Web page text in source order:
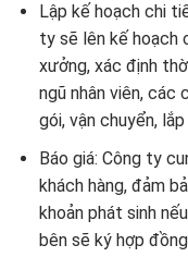
Lập kế hoạch chi
ty sẽ lên kế hoạch
xưởng, xác định
ngũ nhân viên,
gói, vận chuyển,
Báo giá: Công ty
khách hàng, đảm
khoản phát sinh
bên sẽ ký hợp